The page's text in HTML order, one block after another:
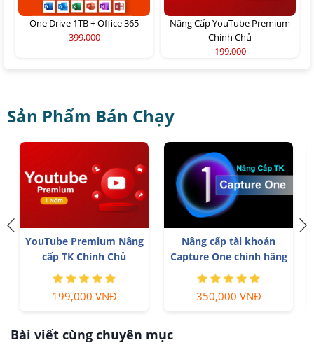
One Drive 1TB + Office 365
399,000
Nâng Cấp YouTube Premium
Chính Chủ
199,000
Sản Phẩm Bán Chạy
YouTube Premium Nâng
cấp TK Chính Chủ
199,000 VNĐ
Nâng cấp tài khoản
Capture One chính hãng
350,000 VNĐ
Bài viết cùng chuyên mục